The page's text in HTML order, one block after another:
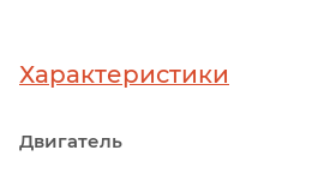
Характеристики
Двигатель